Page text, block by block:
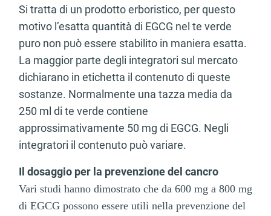
Si tratta di un prodotto erboristico, per questo
motivo l’esatta quantità di EGCG nel te verde
puro non può essere stabilito in maniera esatta.
La maggior parte degli integratori sul mercato
dichiarano in etichetta il contenuto di queste
sostanze. Normalmente una tazza media da
250 ml di te verde contiene
approssimativamente 50 mg di EGCG. Negli
integratori il contenuto può variare.
Il dosaggio per la prevenzione del cancro
Vari studi hanno dimostrato che da 600 mg a 800 mg
di EGCG possono essere utili nella prevenzione del